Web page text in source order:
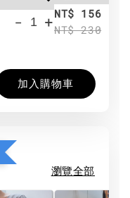
- +NT$ 156
NT$ 230
加入購物車
瀏覽全部